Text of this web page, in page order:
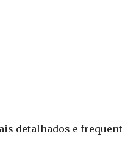
detalhados e